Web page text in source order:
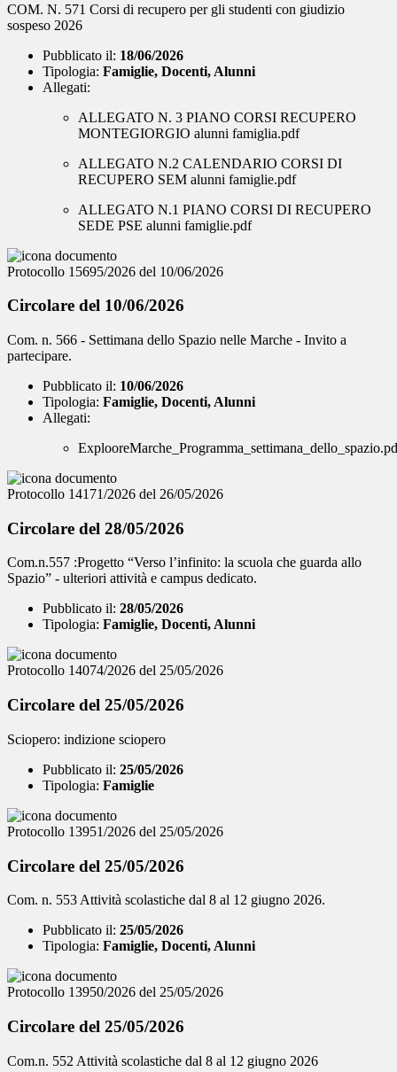
COM. N. 571 Corsi di recupero per gli studenti con giudizio
sospeso 2026
Pubblicato il: 18/06/2026
Tipologia: Famiglie, Docenti, Alunni
Allegati:
ALLEGATO N. 3 PIANO CORSI RECUPERO
MONTEGIORGIO alunni famiglia.pdf
ALLEGATO N.2 CALENDARIO CORSI DI
RECUPERO SEM alunni famiglie.pdf
ALLEGATO N.1 PIANO CORSI DI RECUPERO
SEDE PSE alunni famiglie.pdf
Protocollo 15695/2026 del 10/06/2026
Circolare del 10/06/2026
Com. n. 566 - Settimana dello Spazio nelle Marche - Invito a
partecipare.
Pubblicato il: 10/06/2026
Tipologia: Famiglie, Docenti, Alunni
Allegati:
Protocollo 14171/2026 del 26/05/2026
Circolare del 28/05/2026
Com.n.557 :Progetto “Verso l’infinito: la scuola che guarda allo
Spazio” - ulteriori attività e campus dedicato.
Pubblicato il: 28/05/2026
Tipologia: Famiglie, Docenti, Alunni
Protocollo 14074/2026 del 25/05/2026
Circolare del 25/05/2026
Sciopero: indizione sciopero
Pubblicato il: 25/05/2026
Tipologia: Famiglie
Protocollo 13951/2026 del 25/05/2026
Circolare del 25/05/2026
Com. n. 553 Attività scolastiche dal 8 al 12 giugno 2026.
Pubblicato il: 25/05/2026
Tipologia: Famiglie, Docenti, Alunni
Protocollo 13950/2026 del 25/05/2026
Circolare del 25/05/2026
Com.n. 552 Attività scolastiche dal 8 al 12 giugno 2026